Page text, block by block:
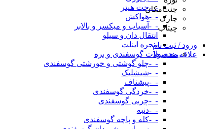
-_-جت هیتر
-_-هواکش
-_-آسیاب و میکسر و بالابر
انتقال دان و سیلو
پنجره اینلت
محصولات گوسفندی و بره
-_-چلو گوشتی و خورشتی گوسفندی
-_-شیشلیک
-_-پیشناف
-_-خردگی گوسفندی
-_-چربی گوسفندی
-_-دنبه
-_-کله و پاچه گوسفندی
جنت‌مکان
چارک
چیتاب
ورود / ثبت نام
علاقه‌مندی ها